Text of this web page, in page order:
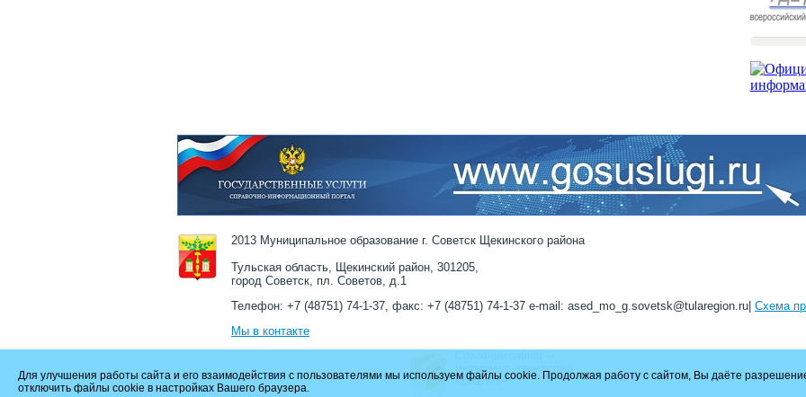
2013 Муниципальное образование г. Советск Щекинского района
Тульская область, Щекинский район, 301205,
город Советск, пл. Советов, д.1
Телефон: +7 (48751) 74-1-37, факс: +7 (48751) 74-1-37 e-mail: ased_mo_g.sovetsk@tularegion.ru| Схема
Мы в контакте
Для улучшения работы сайта и его взаимодействия с пользователями мы используем файлы cookie. Продолжая работу с сайтом, Вы даёте
отключить файлы cookie в настройках Вашего браузера.
интернет-агентство
«BREVIS»